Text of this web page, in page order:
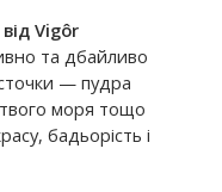
Vigôr
та дбайливо
— пудра
моря тощо
бадьорість і